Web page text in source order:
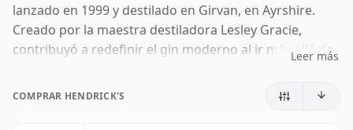
lanzado en 1999 y destilado en Girvan, en Ayrshire.
Creado por la maestra destiladora Lesley Gracie,
contribuyó a redefinir el gin moderno al ir más allá de
introducir una firma más singular basada en el pepino
Leer más
COMPRAR HENDRICK'S